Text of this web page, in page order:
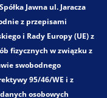
Jawna ul. Jaracza
z przepisami
i Rady Europy (UE) z
fizycznych w związku z
swobodnego
95/46/WE i z
osobowych